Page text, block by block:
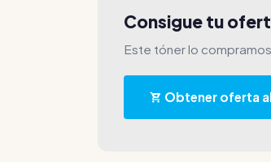
Consigue tu
Este tóner lo compramos.
Obtener oferta